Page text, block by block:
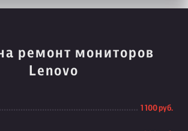
ремонт мониторов
Lenovo
1 100 руб.